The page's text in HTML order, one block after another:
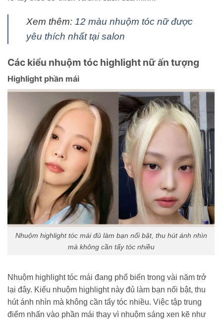
Xem thêm: 12 màu nhuộm tóc nữ được
yêu thích nhất tại salon
Các kiểu nhuộm tóc highlight nữ ấn tượng
Highlight phần mái
Nhuộm highlight tóc mái đủ làm bạn nổi bật, thu hút ánh nhìn
mà không cần tẩy tóc nhiều
Nhuộm highlight tóc mái đang phổ biến trong vài năm trở
lại đây. Kiểu nhuộm highlight này đủ làm bạn nổi bật, thu
hút ánh nhìn mà không cần tẩy tóc nhiều. Việc tập trung
điểm nhấn vào phần mái thay vì nhuộm sáng xen kẽ như